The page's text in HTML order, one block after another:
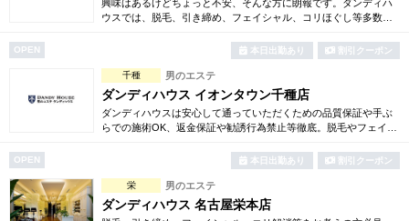
興味はあるけどちょっと不安、そんな方に朗報です。ダンディハ
ウスでは、脱毛、引き締め、フェイシャル、コリほぐし等多数の
OPEN 本日出勤あり 割引クーポン
千種 男のエステ
ダンディハウス イオンタウン千種店
ダンディハウスは安心して通っていただくための品質保証や手ぶ
らでの施術OK、返金保証や勧誘行為禁止等徹底。脱毛やフェイシ
OPEN 本日出勤あり 割引クーポン
栄 男のエステ
ダンディハウス 名古屋栄本店